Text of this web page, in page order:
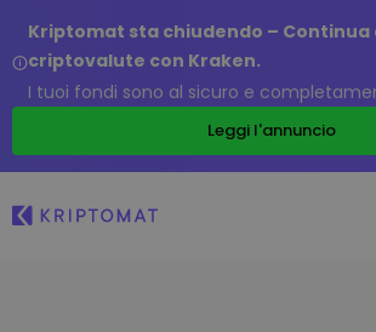
Kriptomat sta chiudendo – Continua
criptovalute con Kraken.
I tuoi fondi sono al sicuro e
Leggi l'annuncio